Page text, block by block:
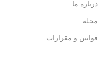
درباره ما
مجله
قوانین و مقرارات